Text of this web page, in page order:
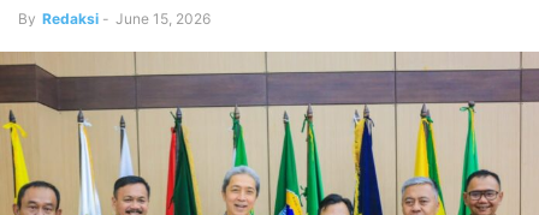
By Redaksi - June 15, 2026